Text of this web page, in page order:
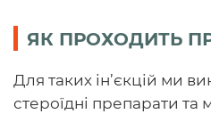
ЯК ПРОХОДИТЬ
Для таких ін’єкцій ми
стероїдні препарати та